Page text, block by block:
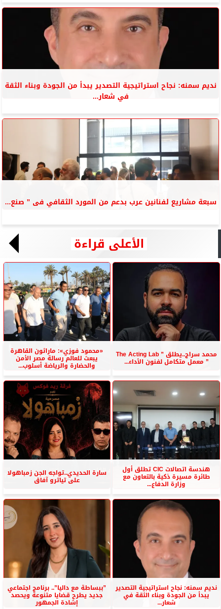
نديم سمنه: نجاح استراتيجية التصدير يبدأ من الجودة وبناء الثقة
في شعار...
سبعة مشاريع لفنانين عرب بدعم من المورد الثقافي فى ” صنع...
الأعلى قراءة
محمد سراج..يطلق ” The Acting Lab
” معمل متكامل لفنون الأداء...
«محمود فوزي»: ماراثون القاهرة
يبعث للعالم رسالة مصر الأمن
والحضارة والرياضة أسلوب...
هندسة اتصالات CIC تطلق أول
طائرة مسيرة ذكية بالتعاون مع
وزارة الدفاع...
سارة الحديدي..تواجه الجن زمباهولا
على تياترو آفاق
نديم سمنه: نجاح استراتيجية التصدير
يبدأ من الجودة وبناء الثقة في
شعار...
”ببساطة مع داليا”.. برنامج اجتماعي
جديد يطرح قضايا متنوعة ويحصد
إشادة الجمهور